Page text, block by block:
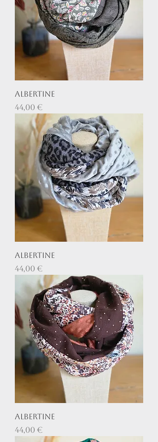
Albertine
Prix
44,00 €
Albertine
Prix
44,00 €
Albertine
Prix
44,00 €